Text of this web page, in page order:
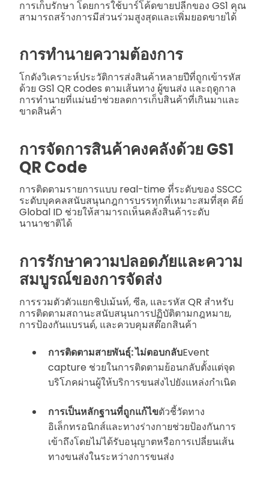
การเก็บรักษา โดยการใช้บาร์โค้ดขายปลีกของ GS1 คุณ
สามารถสร้างการมีส่วนร่วมสูงสุดและเพิ่มยอดขายได้
การทำนายความต้องการ
โกดังวิเคราะห์ประวัติการส่งสินค้าหลายปีที่ถูกเข้ารหัส
ด้วย GS1 QR codes ตามเส้นทาง ผู้ขนส่ง และฤดูกาล
การทำนายที่แม่นยำช่วยลดการเก็บสินค้าที่เกินมาและ
ขาดสินค้า
การจัดการสินค้าคงคลังด้วย GS1
QR Code
การติดตามรายการแบบ real-time ที่ระดับของ SSCC
ระดับบุคคลสนับสนุนกฎการบรรทุกที่เหมาะสมที่สุด คีย์
Global ID ช่วยให้สามารถเห็นคลังสินค้าระดับ
นานาชาติได้
การรักษาความปลอดภัยและความ
สมบูรณ์ของการจัดส่ง
การรวมตัวตัวแยกชิปเม้นท์, ซีล, และรหัส QR สำหรับ
การติดตามสถานะสนับสนุนการปฏิบัติตามกฎหมาย,
การป้องกันแบรนด์, และควบคุมสต๊อกสินค้า
การติดตามสายพันธุ์: ไม่ตอบกลับEvent
capture ช่วยในการติดตามย้อนกลับตั้งแต่จุด
บริโภคผ่านผู้ให้บริการขนส่งไปยังแหล่งกำเนิด
การเป็นหลักฐานที่ถูกแก้ไขตัวชี้วัดทาง
อิเล็กทรอนิกส์และทางร่างกายช่วยป้องกันการ
เข้าถึงโดยไม่ได้รับอนุญาตหรือการเปลี่ยนเส้น
ทางขนส่งในระหว่างการขนส่ง